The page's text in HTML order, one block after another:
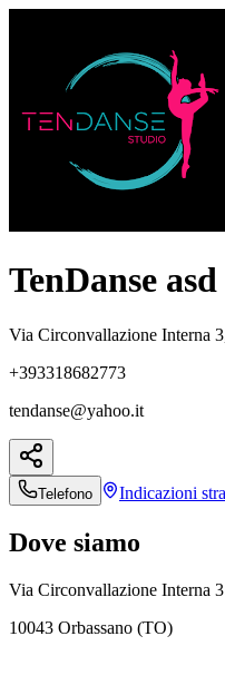
TenDanse asd
Via Circonvallazione Interna
+393318682773
tendanse@yahoo.it
Telefono Indicazioni
Dove siamo
Via Circonvallazione Interna 3
10043 Orbassano (TO)